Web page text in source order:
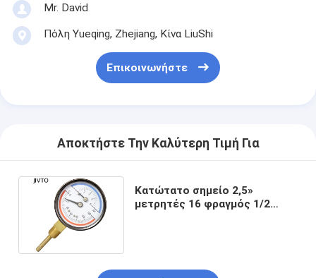
Mr. David
Πόλη Yueqing, Zhejiang, Κίνα LiuShi
Επικοινωνήστε
Αποκτήστε Την Καλύτερη Τιμή Για
Κατώτατο σημείο 2,5»
μετρητές 16 φραγμός 1/2